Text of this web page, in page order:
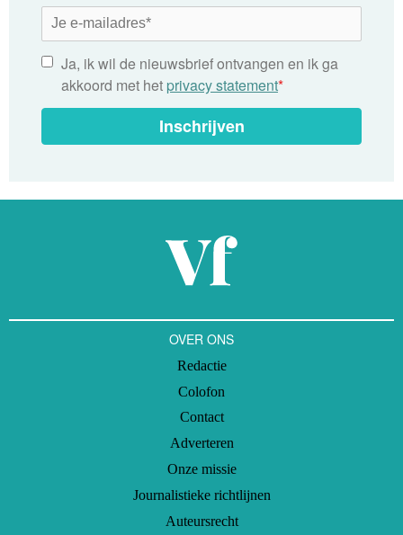
Ja, ik wil de nieuwsbrief ontvangen en ik ga
akkoord met het privacy statement*
Inschrijven
OVER ONS
Redactie
Colofon
Contact
Adverteren
Onze missie
Journalistieke richtlijnen
Auteursrecht